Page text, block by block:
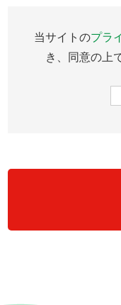
当サイトのプラ
き、同意の上